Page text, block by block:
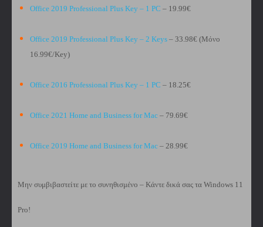
Office 2019 Professional Plus Key – 1 PC – 19.99€
Office 2019 Professional Plus Key – 2 Keys – 33.98€ (Μόνο
16.99€/Key)
Office 2016 Professional Plus Key – 1 PC – 18.25€
Office 2021 Home and Business for Mac – 79.69€
Office 2019 Home and Business for Mac – 28.99€
Μην συμβιβαστείτε με το συνηθισμένο – Κάντε δικά σας τα Windows 11
Pro!